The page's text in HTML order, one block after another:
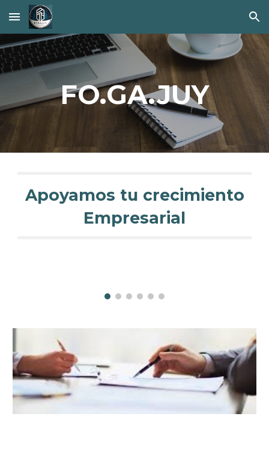
Skip to main content Skip to navigation
FO.GA.JUY
Apoyamos tu crecimiento
Empresarial